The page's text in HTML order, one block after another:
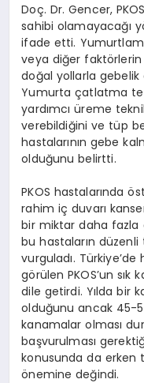
Doç. Dr. Gencer,
sahibi olamayacağı
ifade etti.
veya diğer
doğal yollarla
Yumurta çatlatma
yardımcı üreme
verebildiğini ve tüp
hastalarının gebe
olduğunu belirtti.
PKOS hastalarında
rahim iç duvarı
bir miktar daha fazla
bu hastaların düzenli
vurguladı. Türkiye’de
görülen PKOS’un sık
dile getirdi. Yılda bir
olduğunu ancak 45-
kanamalar olması
başvurulması
konusunda da erken
önemine değindi.